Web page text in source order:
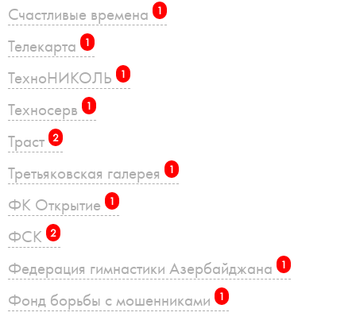
Счастливые времена 1
Телекарта 1
ТехноНИКОЛЬ 1
Техносерв 1
Траст 2
Третьяковская галерея 1
ФК Открытие 1
ФСК 2
Федерация гимнастики Азербайджана 1
Фонд борьбы с мошенниками 1